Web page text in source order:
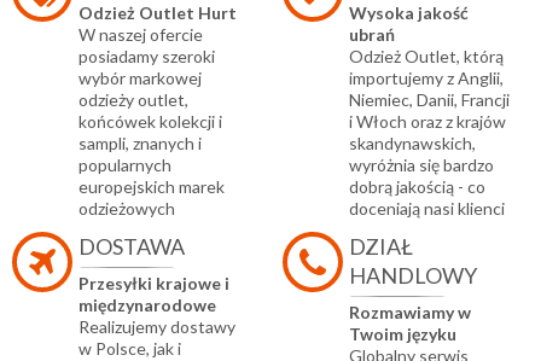
Odzież Outlet Hurt
W naszej ofercie
posiadamy szeroki
wybór markowej
odzieży outlet,
końcówek kolekcji i
sampli, znanych i
popularnych
europejskich marek
odzieżowych
Wysoka jakość
ubrań
Odzież Outlet, którą
importujemy z Anglii,
Niemiec, Danii, Francji
i Włoch oraz z krajów
skandynawskich,
wyróżnia się bardzo
dobrą jakością - co
doceniają nasi klienci
DOSTAWA
Przesyłki krajowe i
międzynarodowe
Realizujemy dostawy
w Polsce, jak i
DZIAŁ
HANDLOWY
Rozmawiamy w
Twoim języku
Globalny serwis